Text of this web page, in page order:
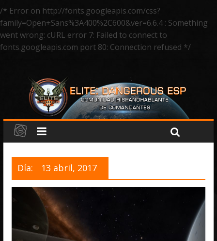
/* Error on http://fonts.googleapis.com/css?
family=Open+Sans%3A400%2C600&ver=6.6.4 : Something
went wrong: cURL error 7: Failed to connect to
fonts.googleapis.com port 80: Connection refused */
Día: 13 abril, 2017